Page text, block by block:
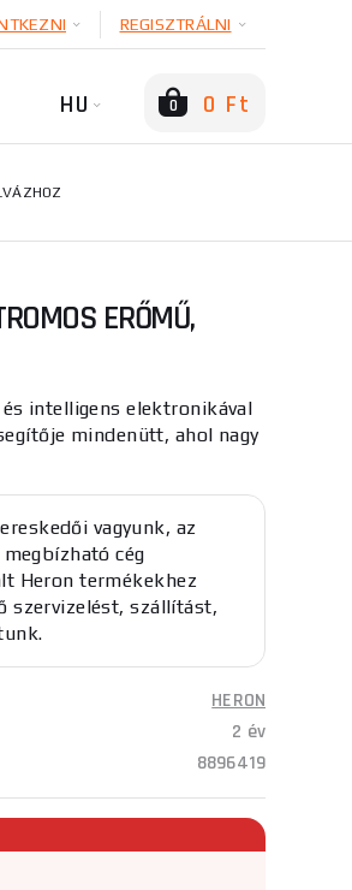
REGISZTRÁLNI
HU 0 0 Ft
ERŐMŰ,
intelligens elektronikával
mindenütt, ahol nagy
vagyunk, az
cég
Heron termékekhez
szervizelést, szállítást,
HERON
2 év
8896419